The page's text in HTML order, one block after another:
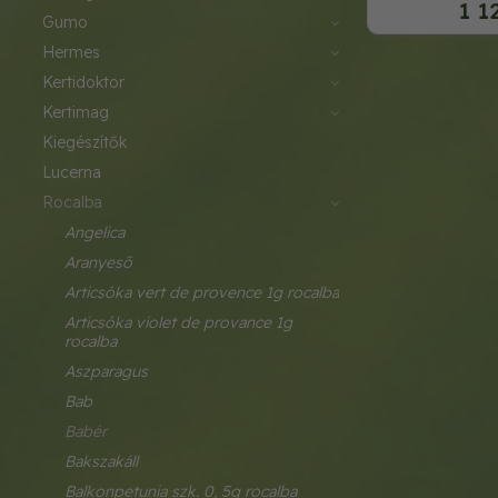
1
gumo
hermes
kertidoktor
kertimag
kiegészítők
lucerna
rocalba
angelica
aranyeső
articsóka vert de provence 1g rocalba
articsóka violet de provance 1g
rocalba
aszparagus
bab
babér
bakszakáll
balkonpetunia szk. 0, 5g rocalba